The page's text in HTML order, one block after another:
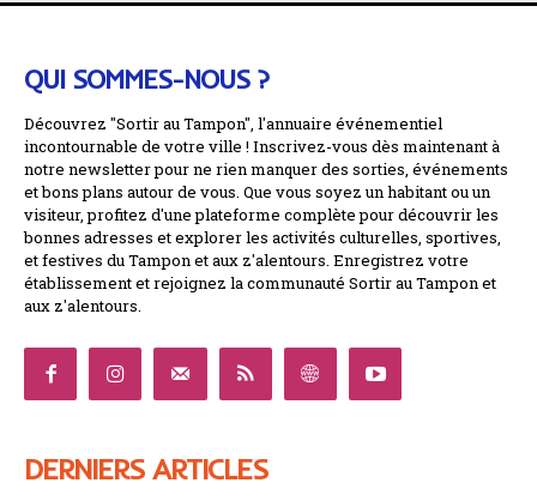
QUI SOMMES-NOUS ?
Découvrez "Sortir au Tampon", l'annuaire événementiel
incontournable de votre ville ! Inscrivez-vous dès maintenant à
notre newsletter pour ne rien manquer des sorties, événements
et bons plans autour de vous. Que vous soyez un habitant ou un
visiteur, profitez d'une plateforme complète pour découvrir les
bonnes adresses et explorer les activités culturelles, sportives,
et festives du Tampon et aux z'alentours. Enregistrez votre
établissement et rejoignez la communauté Sortir au Tampon et
aux z'alentours.
DERNIERS ARTICLES